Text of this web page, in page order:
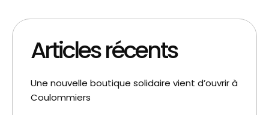
Articles récents
Une nouvelle boutique solidaire vient d’ouvrir à
Coulommiers